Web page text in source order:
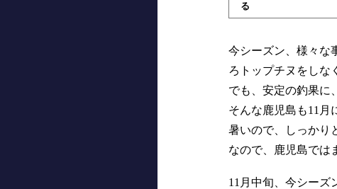
る
今シーズン、様々な
ろトップチヌをしな
でも、安定の釣果に
そんな鹿児島も11月
暑いので、しっかり
なので、鹿児島では
11月中旬、今シーズ